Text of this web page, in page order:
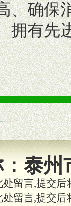
、确保
拥有先
建立全
建立区
泰州
处留言,提交
处留言,提交